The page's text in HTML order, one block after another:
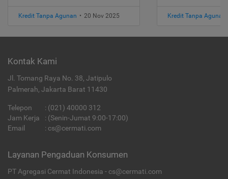
Kredit Tanpa Agunan • 20 Nov 2025 Kredit Tanpa Agunan
Kontak Kami
Jl. Tomang Raya No. 38, Jatipulo
Palmerah, Jakarta Barat 11430
Telepon : (021) 40000 312
Jam Kerja
: (Senin-Jumat 9:00-17:00)
Email
: cs@cermati.com
Layanan Pengaduan Konsumen
PT Agregasi Cermat Indonesia - cs@cermati.com